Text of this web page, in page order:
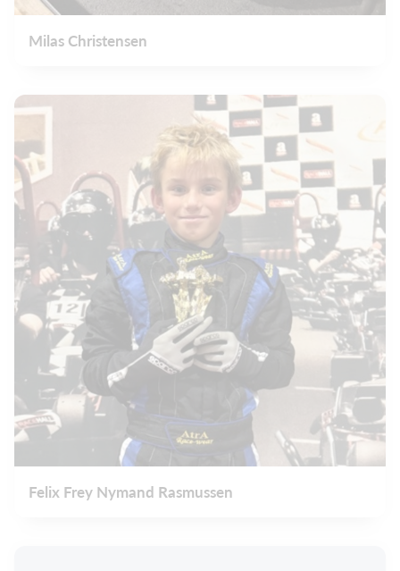
Milas Christensen
Felix Frey Nymand Rasmussen